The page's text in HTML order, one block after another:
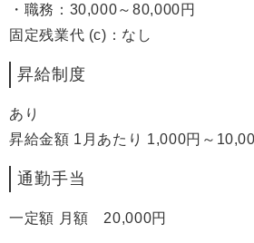
・職務：30,000～80,000円
固定残業代 (c)：なし
昇給制度
あり
昇給金額 1月あたり 1,000円～
通勤手当
一定額 月額 20,000円